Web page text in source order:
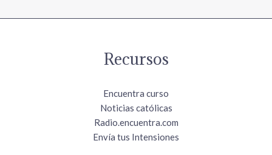
Recursos
Encuentra curso
Noticias católicas
Radio.encuentra.com
Envía tus Intensiones